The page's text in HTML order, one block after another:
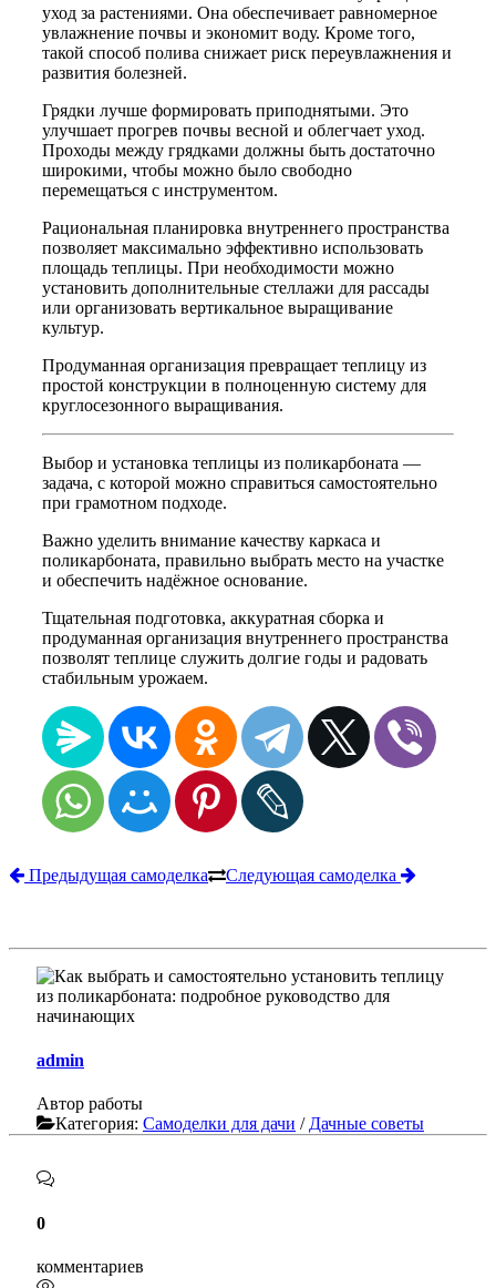
уход за растениями. Она обеспечивает равномерное
увлажнение почвы и экономит воду. Кроме того,
такой способ полива снижает риск переувлажнения и
развития болезней.
Грядки лучше формировать приподнятыми. Это
улучшает прогрев почвы весной и облегчает уход.
Проходы между грядками должны быть достаточно
широкими, чтобы можно было свободно
перемещаться с инструментом.
Рациональная планировка внутреннего пространства
позволяет максимально эффективно использовать
площадь теплицы. При необходимости можно
установить дополнительные стеллажи для рассады
или организовать вертикальное выращивание
культур.
Продуманная организация превращает теплицу из
простой конструкции в полноценную систему для
круглосезонного выращивания.
Выбор и установка теплицы из поликарбоната —
задача, с которой можно справиться самостоятельно
при грамотном подходе.
Важно уделить внимание качеству каркаса и
поликарбоната, правильно выбрать место на участке
и обеспечить надёжное основание.
Тщательная подготовка, аккуратная сборка и
продуманная организация внутреннего пространства
позволят теплице служить долгие годы и радовать
стабильным урожаем.
Предыдущая самоделка Следующая самоделка
admin
Автор работы
Категория: Самоделки для дачи / Дачные советы
0
комментариев